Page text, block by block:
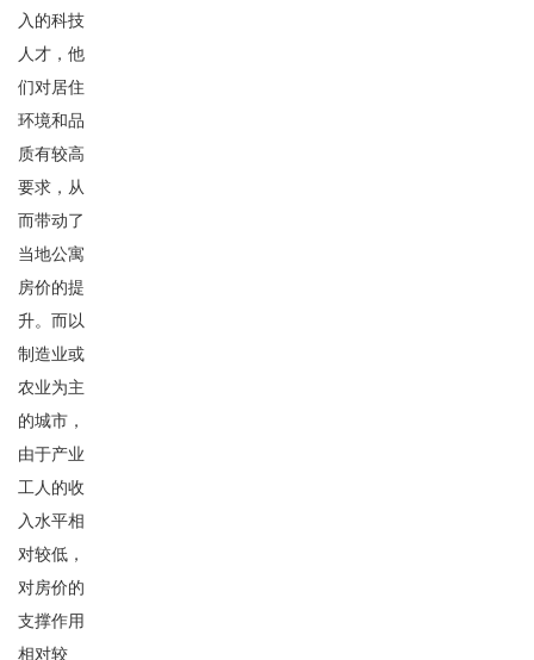
入的科技
人才，他
们对居住
环境和品
质有较高
要求，从
而带动了
当地公寓
房价的提
升。而以
制造业或
农业为主
的城市，
由于产业
工人的收
入水平相
对较低，
对房价的
支撑作用
相对较